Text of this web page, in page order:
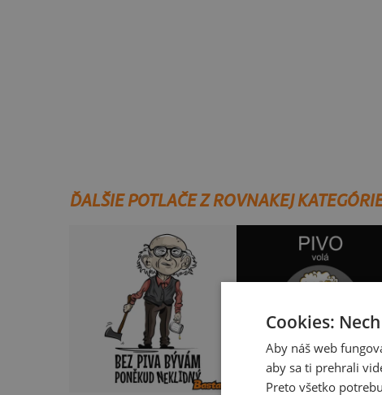
ĎALŠIE POTLAČE Z ROVNAKEJ
Cookies:
Aby náš web
aby sa ti prehrali
Preto všetko